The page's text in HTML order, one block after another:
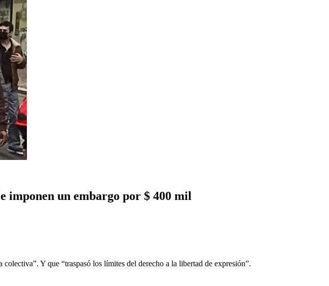
imponen un embargo por $ 400 mil
Y que “traspasó los límites del derecho a la libertad de expresión”.